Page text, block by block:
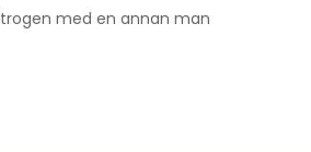
med en annan man